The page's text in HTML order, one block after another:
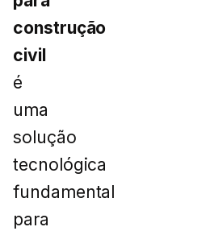
construção
civil
é
uma
solução
tecnológica
fundamental
para